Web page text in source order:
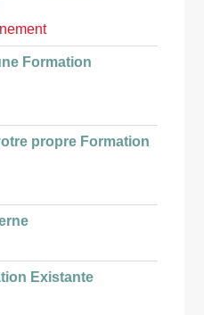
Formation
propre Formation
Existante